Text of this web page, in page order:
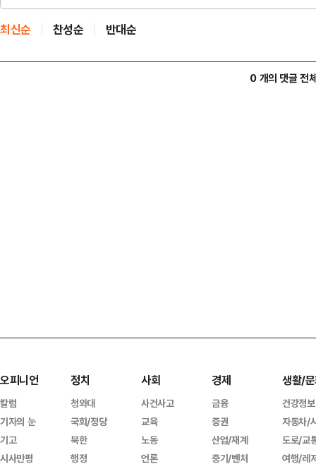
최신순 찬성순 반대순
0 개의 댓글 전
오피니언
칼럼
기자의 눈
기고
시사만평
정치
청와대
국회/정당
북한
행정
사회
사건사고
교육
노동
언론
경제
금융
증권
산업/재계
중기/벤처
생활/
건강정보
자동차/
도로/교
여행/레